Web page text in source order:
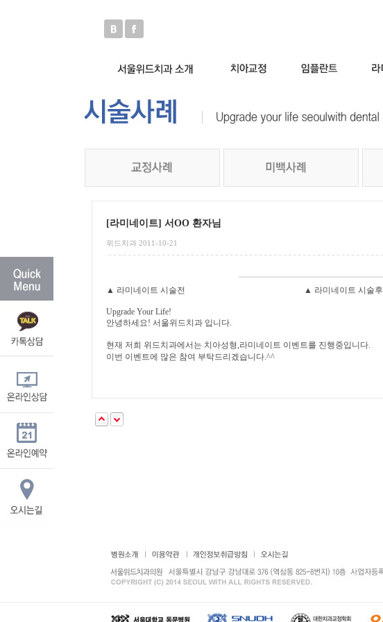
[라미네이트] 서OO 환자님
위드치과 2011-10-21
▲ 라미네이트 시술전 ▲ 라미네이트 시술후
Upgrade Your Life!
안녕하세요! 서울위드치과 입니다.
현재 저희 위드치과에서는 치아성형,라미네이트 이벤트를 진행중입니다.
이번 이벤트에 많은 참여 부탁드리겠습니다.^^